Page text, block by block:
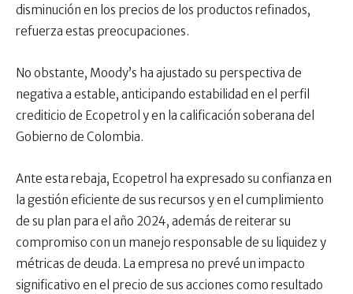
disminución en los precios de los productos refinados,
refuerza estas preocupaciones.
No obstante, Moody’s ha ajustado su perspectiva de
negativa a estable, anticipando estabilidad en el perfil
crediticio de Ecopetrol y en la calificación soberana del
Gobierno de Colombia.
Ante esta rebaja, Ecopetrol ha expresado su confianza en
la gestión eficiente de sus recursos y en el cumplimiento
de su plan para el año 2024, además de reiterar su
compromiso con un manejo responsable de su liquidez y
métricas de deuda. La empresa no prevé un impacto
significativo en el precio de sus acciones como resultado